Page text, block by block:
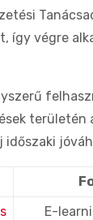
így végre
területén
E-